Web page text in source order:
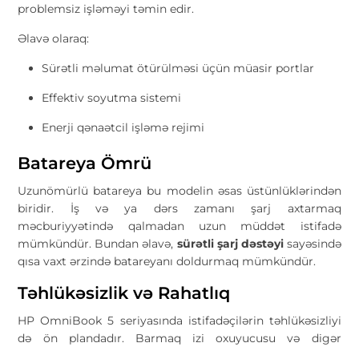
problemsiz işləməyi təmin edir.
Əlavə olaraq:
Sürətli məlumat ötürülməsi üçün müasir portlar
Effektiv soyutma sistemi
Enerji qənaətcil işləmə rejimi
Batareya Ömrü
Uzunömürlü batareya bu modelin əsas üstünlüklərindən
biridir. İş və ya dərs zamanı şarj axtarmaq
məcburiyyətində qalmadan uzun müddət istifadə
mümkündür. Bundan əlavə, sürətli şarj dəstəyisayəsində
qısa vaxt ərzində batareyanı doldurmaq mümkündür.
Təhlükəsizlik və Rahatlıq
HP OmniBook 5 seriyasında istifadəçilərin təhlükəsizliyi
də ön plandadır. Barmaq izi oxuyucusu və digər